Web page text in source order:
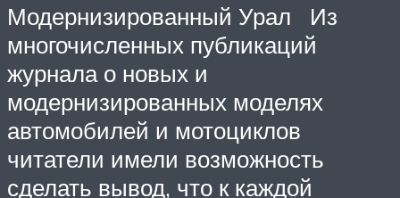
Модернизированный Урал Из
многочисленных публикаций
журнала о новых и
модернизированных моделях
автомобилей и мотоциклов
читатели имели возможность
сделать вывод, что к каждой